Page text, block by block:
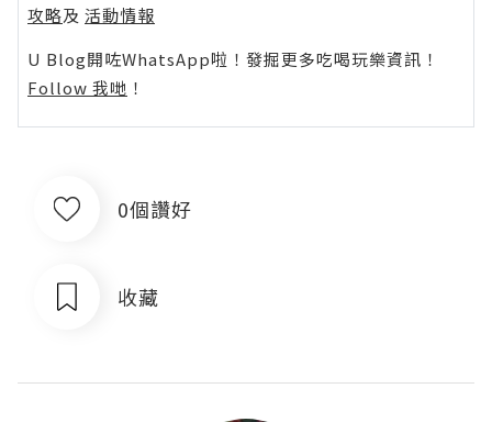
攻略及 活動情報
U Blog開咗WhatsApp啦！發掘更多吃喝玩樂資訊！
Follow 我哋 ！
0個讚好
收藏